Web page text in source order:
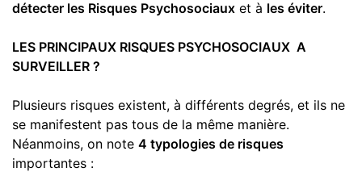
détecter les Risques Psychosociaux et à les éviter.
LES PRINCIPAUX RISQUES PSYCHOSOCIAUX A
SURVEILLER ?
Plusieurs risques existent, à différents degrés, et ils ne
se manifestent pas tous de la même manière.
Néanmoins, on note 4 typologies de risques
importantes :